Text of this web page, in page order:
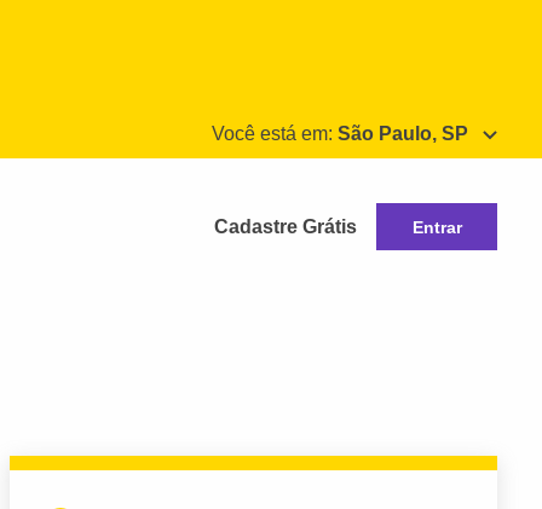
Você está em: São Paulo, SP
Cadastre Grátis Entrar